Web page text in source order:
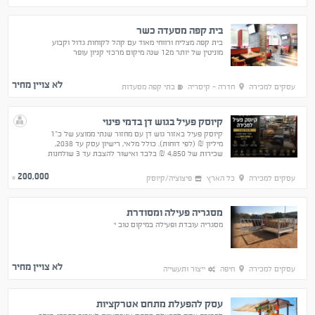
בית קפה מסעדה כשר
בית קפה מצליח ורווחי מאוד עם קהל לקוחות גדול וקבוע
מוניטין של יותר מ12 שנה מיקום מרכזי קניון עופר
עסקים למכירה חדרה - קיסריה בתי קפה מסעדות לא צויין מחיר
קיוסק פעיל בגוש דן בדמי פינוי
קיוסק פעיל באזור גוש דן עם מחזור שנתי ממוצע של כ־1
מיליון ₪ (לפי דוחות). כולל מלאי, רישיון עסק עד 2038,
שכירות של 4,850 ₪ בלבד ואישור להצבת עד 3 שולחנות
עסקים למכירה
כל הארץ פיצוציה/קיוסק 200,000
₪
מסגריה פעילה ומסודרת
מסגריה עובדת ופעילה במיקום טוב י
עסקים למכירה חיפה ייצור ותעשייה לא צויין מחיר
עסק להפעלת מתחם אטרקציות